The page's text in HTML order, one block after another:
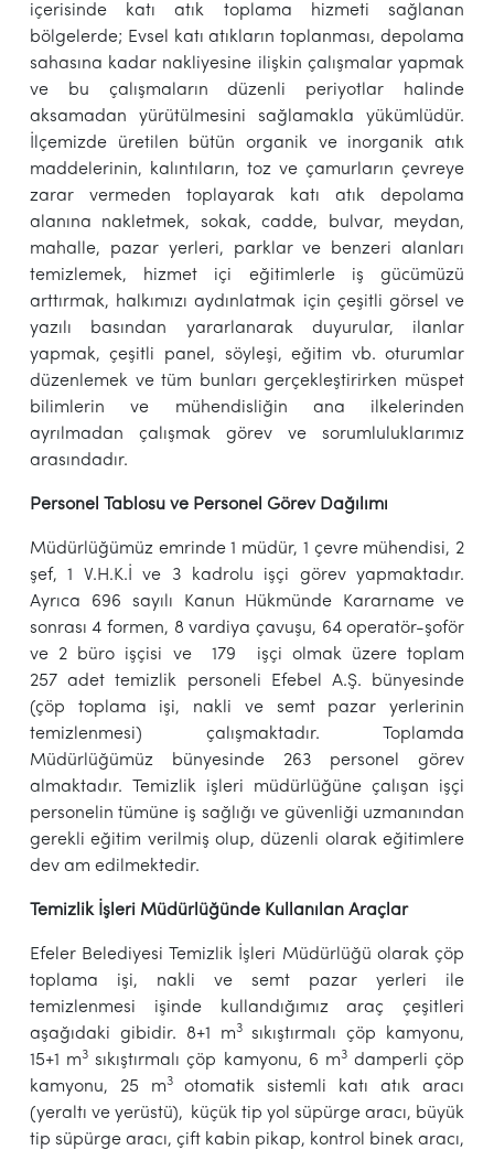
içerisinde katı atık toplama hizmeti sağlanan
bölgelerde; Evsel katı atıkların toplanması, depolama
sahasına kadar nakliyesine ilişkin çalışmalar yapmak
ve bu çalışmaların düzenli periyotlar halinde
aksamadan yürütülmesini sağlamakla yükümlüdür.
İlçemizde üretilen bütün organik ve inorganik atık
maddelerinin, kalıntıların, toz ve çamurların çevreye
zarar vermeden toplayarak katı atık depolama
alanına nakletmek, sokak, cadde, bulvar, meydan,
mahalle, pazar yerleri, parklar ve benzeri alanları
temizlemek, hizmet içi eğitimlerle iş gücümüzü
arttırmak, halkımızı aydınlatmak için çeşitli görsel ve
yazılı basından yararlanarak duyurular, ilanlar
yapmak, çeşitli panel, söyleşi, eğitim vb. oturumlar
düzenlemek ve tüm bunları gerçekleştirirken müspet
bilimlerin ve mühendisliğin ana ilkelerinden
ayrılmadan çalışmak görev ve sorumluluklarımız
arasındadır.
Personel Tablosu ve Personel Görev Dağılımı
Müdürlüğümüz emrinde 1 müdür, 1 çevre mühendisi, 2
şef, 1 V.H.K.İ ve 3 kadrolu işçi görev yapmaktadır.
Ayrıca 696 sayılı Kanun Hükmünde Kararname ve
sonrası 4 formen, 8 vardiya çavuşu, 64 operatör-şoför
ve 2 büro işçisi ve 179 işçi olmak üzere toplam
257 adet temizlik personeli Efebel A.Ş. bünyesinde
(çöp toplama işi, nakli ve semt pazar yerlerinin
temizlenmesi) çalışmaktadır. Toplamda
Müdürlüğümüz bünyesinde 263 personel görev
almaktadır. Temizlik işleri müdürlüğüne çalışan işçi
personelin tümüne iş sağlığı ve güvenliği uzmanından
gerekli eğitim verilmiş olup, düzenli olarak eğitimlere
dev am edilmektedir.
Temizlik İşleri Müdürlüğünde Kullanılan Araçlar
Efeler Belediyesi Temizlik İşleri Müdürlüğü olarak çöp
toplama işi, nakli ve semt pazar yerleri ile
temizlenmesi işinde kullandığımız araç çeşitleri
aşağıdaki gibidir. 8+1 m3sıkıştırmalı çöp kamyonu,
15+1 m3 sıkıştırmalı çöp kamyonu, 6 m3damperli çöp
kamyonu, 25 m3 otomatik sistemli katı atık aracı
(yeraltı ve yerüstü),
küçük tip yol süpürge aracı, büyük
tip süpürge aracı, çift kabin pikap, kontrol binek aracı,